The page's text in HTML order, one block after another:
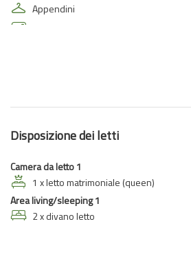
Appendini
Asciugamani
Balcone
Biancheria da letto
Bicchieri
Bidet
Climatizzatore
Disposizione dei letti
Camera da letto 1
1 x letto matrimoniale (queen)
Area living/sleeping 1
2 x divano letto